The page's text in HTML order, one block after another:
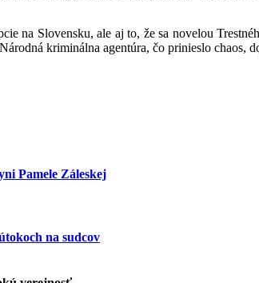
na Slovensku, ale aj to, že sa novelou
kriminálna agentúra, čo prinieslo chaos,
Pamele Záleskej
na sudcov